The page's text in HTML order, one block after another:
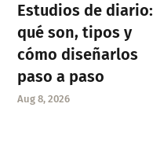
Estudios de diario:
qué son, tipos y
cómo diseñarlos
paso a paso
Aug 8, 2026